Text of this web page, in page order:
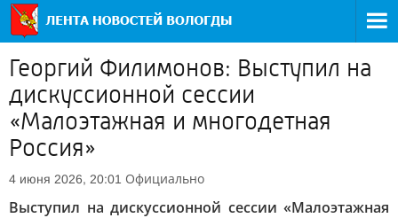
Георгий Филимонов: Выступил на
дискуссионной сессии
«Малоэтажная и многодетная
Россия»
4 июня 2026, 20:01 Официально
Выступил на дискуссионной сессии «Малоэтажная